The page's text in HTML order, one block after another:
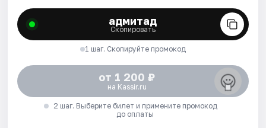
адмитад
Скопировать
1 шаг. Скопируйте промокод
от 1 200 ₽
на Kassir.ru
2 шаг. Выберите билет и примените промокод
до оплаты